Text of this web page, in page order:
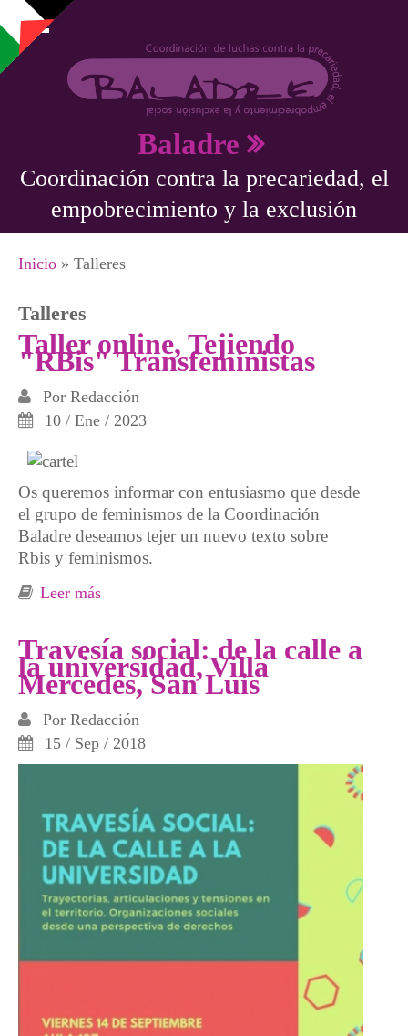
Pasar al contenido principal
Baladre
Coordinación contra la precariedad, el
empobrecimiento y la exclusión
Se encuentra usted aquí
Inicio » Talleres
Talleres
Taller online, Tejiendo
"RBis" Transfeministas
Por Redacción
10 / Ene / 2023
Os queremos informar con entusiasmo que desde
el grupo de feminismos de la Coordinación
Baladre deseamos tejer un nuevo texto sobre
Rbis y feminismos.
Leer más
Travesía social: de la calle a
la universidad, Villa
Mercedes, San Luis
Por Redacción
15 / Sep / 2018